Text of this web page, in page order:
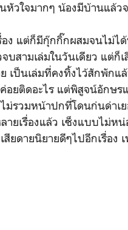
หัวใจมากๆ น้องมีบ้านแล้ว
อง แต่ก็มีกุ๊กกิ๊กผสมจนไม่ไ
สามเล่มในวันเดียว แต่ก็เ
เป็นเล่มที่คงทิ้งไว้สักพักแ
อยติดอะไร แต่พิสูจน์อักษ
ม่รวมหน้าปกที่โดนก่นด่าเ
เรื่องแล้ว เซ็งแบบไม่หน่
ดายนิยายดีๆไปอีกเรื่อง เ